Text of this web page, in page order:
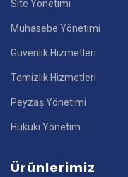
Site Yönetimi
Muhasebe Yönetimi
Güvenlik Hizmetleri
Temizlik Hizmetleri
Peyzaş Yönetimi
Hukuki Yönetim
Ürünlerimiz